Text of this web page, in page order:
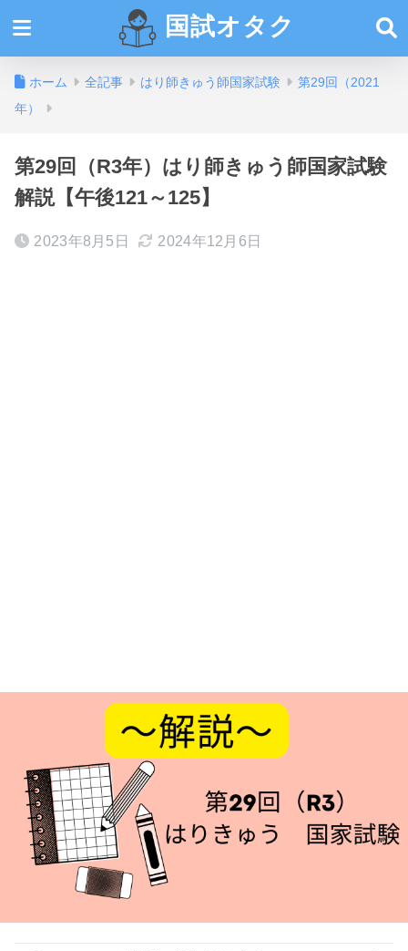
国試オタク
ホーム 全記事 はり師きゅう師国家試験
第29回（2021
年）
第29回（R3年）はり師きゅう師国家試験
解説【午後121～125】
2023年8月5日 2024年12月6日